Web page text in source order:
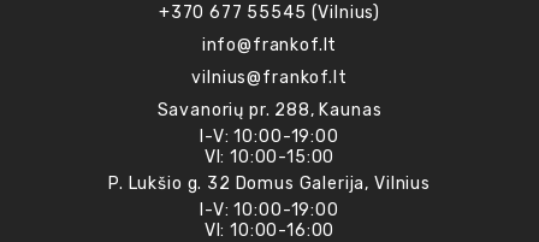
+370 677 55545 (Vilnius)
info@frankof.lt
vilnius@frankof.lt
Savanorių pr. 288, Kaunas
I-V: 10:00-19:00
VI: 10:00-15:00
P. Lukšio g. 32 Domus Galerija, Vilnius
I-V: 10:00-19:00
VI: 10:00-16:00